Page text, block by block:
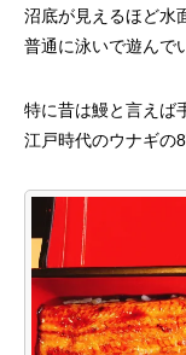
沼底が見えるほど水
普通に泳いで遊んで
特に昔は鰻と言えば
江戸時代のウナギの